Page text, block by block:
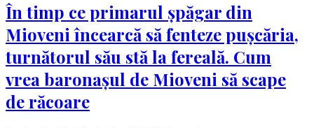
În timp ce primarul șpăgar din
Mioveni încearcă să fenteze pușcăria,
turnătorul său stă la fereală. Cum
vrea baronașul de Mioveni să scape
de răcoare